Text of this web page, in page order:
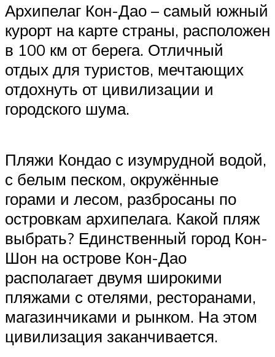
Архипелаг Кон-Дао – самый южный
курорт на карте страны, расположен
в 100 км от берега. Отличный
отдых для туристов, мечтающих
отдохнуть от цивилизации и
городского шума.
Пляжи Кондао с изумрудной водой,
с белым песком, окружённые
горами и лесом, разбросаны по
островкам архипелага. Какой пляж
выбрать? Единственный город Кон-
Шон на острове Кон-Дао
располагает двумя широкими
пляжами с отелями, ресторанами,
магазинчиками и рынком. На этом
цивилизация заканчивается.